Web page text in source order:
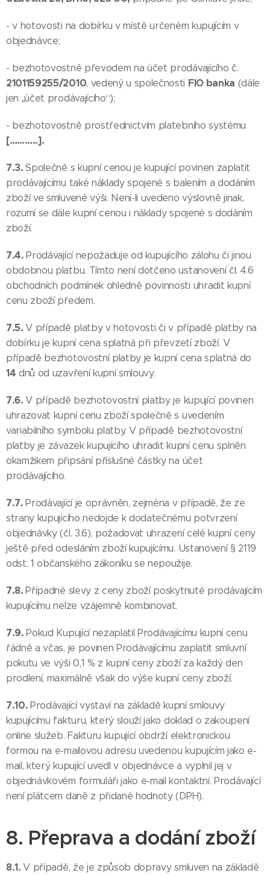
- v hotovosti na dobírku v místě určeném kupujícím v
objednávce;
- bezhotovostně převodem na účet prodávajícího č.
2101159255/2010, vedený u společnosti FIO banka (dále
jen „účet prodávajícího“);
- bezhotovostně prostřednictvím platebního systému
[………..].
7.3.Společně s kupní cenou je kupující povinen zaplatit
prodávajícímu také náklady spojené s balením a dodáním
zboží ve smluvené výši. Není-li uvedeno výslovně jinak,
rozumí se dále kupní cenou i náklady spojené s dodáním
zboží.
7.4.Prodávající nepožaduje od kupujícího zálohu či jinou
obdobnou platbu. Tímto není dotčeno ustanovení čl. 4.6
obchodních podmínek ohledně povinnosti uhradit kupní
cenu zboží předem.
7.5.V případě platby v hotovosti či v případě platby na
dobírku je kupní cena splatná při převzetí zboží. V
případě bezhotovostní platby je kupní cena splatná do
14 dnů od uzavření kupní smlouvy.
7.6.V případě bezhotovostní platby je kupující povinen
uhrazovat kupní cenu zboží společně s uvedením
variabilního symbolu platby. V případě bezhotovostní
platby je závazek kupujícího uhradit kupní cenu splněn
okamžikem připsání příslušné částky na účet
prodávajícího.
7.7.Prodávající je oprávněn, zejména v případě, že ze
strany kupujícího nedojde k dodatečnému potvrzení
objednávky (čl. 3.6), požadovat uhrazení celé kupní ceny
ještě před odesláním zboží kupujícímu. Ustanovení § 2119
odst. 1 občanského zákoníku se nepoužije.
7.8.Případné slevy z ceny zboží poskytnuté prodávajícím
kupujícímu nelze vzájemně kombinovat.
7.9.Pokud Kupující nezaplatil Prodávajícímu kupní cenu
řádně a včas, je povinen Prodávajícímu zaplatit smluvní
pokutu ve výši 0,1 % z kupní ceny zboží za každý den
prodlení, maximálně však do výše kupní ceny zboží.
7.10.Prodávající vystaví na základě kupní smlouvy
kupujícímu fakturu, který slouží jako doklad o zakoupení
online služeb. Fakturu kupující obdrží elektronickou
formou na e-mailovou adresu uvedenou kupujícím jako e-
mail, který kupující uvedl v objednávce a vyplnil jej v
objednávkovém formuláři jako e-mail kontaktní. Prodávající
není plátcem daně z přidané hodnoty (DPH).
8. Přeprava a dodání zboží
8.1.V případě, že je způsob dopravy smluven na základě